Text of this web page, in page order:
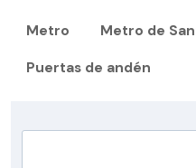
Metro Metro de
Puertas de andén